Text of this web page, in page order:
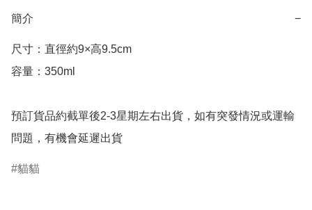
簡介 −
尺寸：直徑約9×高9.5cm
容量：350ml
預訂貨品約截單後2-3星期左右出貨，如有突發情況或運輸
問題，有機會延遲出貨
貓貓